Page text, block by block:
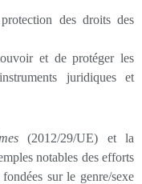
des droits des
et de protéger les
juridiques et
(2012/29/UE) et la
notables des efforts
sur le genre/sexe